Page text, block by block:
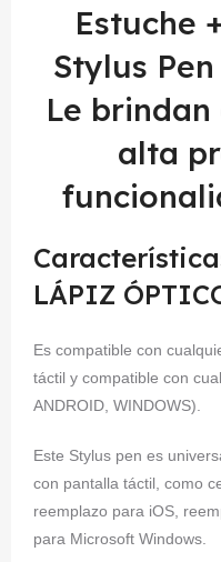
Estuche
Stylus
Le
alta
LÁPIZ
Es compatible con
táctil y compatible con
ANDROID, WINDOWS).
Este Stylus pen es
con pantalla táctil, como
reemplazo para iOS,
para Microsoft Windows.